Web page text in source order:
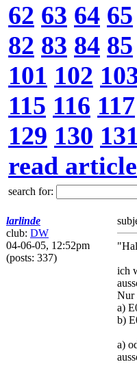
62 63 64 65
82 83 84 85
101 102
115 116 117
129 130 131
read
search for:
larlinde
club: DW
04-06-05, 12:52pm
(posts: 337)
ich
Nur
a)
b)
a)